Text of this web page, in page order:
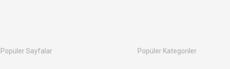
Popüler Sayfalar Popüler Kategoriler